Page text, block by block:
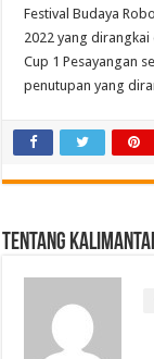
Festival Budaya
2022 yang
Cup 1 Pesayangan
penutupan yang
Tentang